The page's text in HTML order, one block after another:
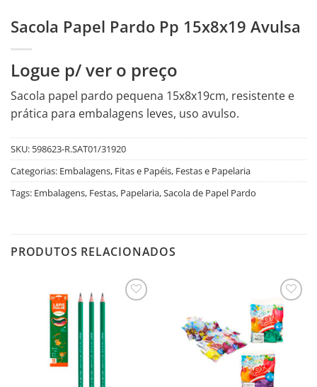
Sacola Papel Pardo Pp 15x8x19 Avulsa
Logue p/ ver o preço
Sacola papel pardo pequena 15x8x19cm, resistente e
prática para embalagens leves, uso avulso.
SKU: 598623-R.SAT01/31920
Categorias: Embalagens, Fitas e Papéis, Festas e Papelaria
Tags: Embalagens, Festas, Papelaria,Sacola de Papel Pardo
PRODUTOS RELACIONADOS
Salvar
na
Lista